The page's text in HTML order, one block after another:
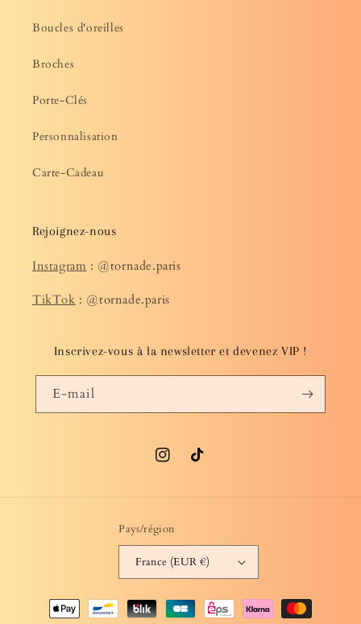
Boucles d'oreilles
Broches
Porte-Clés
Personnalisation
Carte-Cadeau
Rejoignez-nous
Instagram : @tornade.paris
TikTok : @tornade.paris
Inscrivez-vous à la newsletter et devenez VIP !
E-mail
InstagramTikTok
Pays/région
France (EUR €)
Moyens